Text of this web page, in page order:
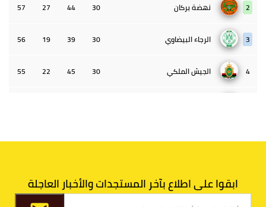
2 نهضة بركان 30
44
27
57
3 الرجاء البيضاوي 30
39
19
56
4 الجيش الملكي 30
45
22
55
36
37
ابقوا على اطلاع بآخر المستجدات والأخبار العاجلة